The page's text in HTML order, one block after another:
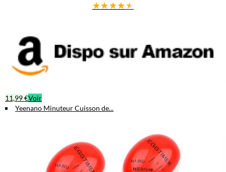
★★★★★
11,99 €Voir
Yeenano Minuteur Cuisson de...